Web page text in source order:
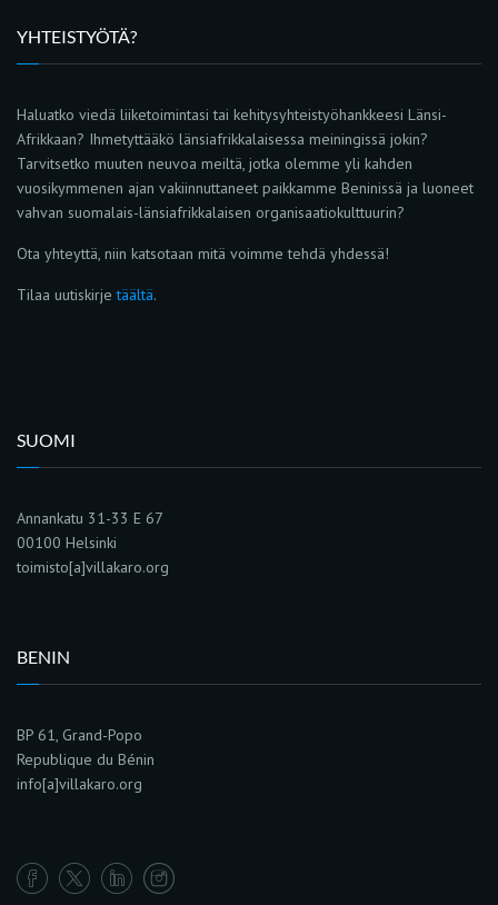
YHTEISTYÖTÄ?
Haluatko viedä liiketoimintasi tai kehitysyhteistyöhankkeesi Länsi-
Afrikkaan? Ihmetyttääkö länsiafrikkalaisessa meiningissä jokin?
Tarvitsetko muuten neuvoa meiltä, jotka olemme yli kahden
vuosikymmenen ajan vakiinnuttaneet paikkamme Beninissä ja luoneet
vahvan suomalais-länsiafrikkalaisen organisaatiokulttuurin?
Ota yhteyttä, niin katsotaan mitä voimme tehdä yhdessä!
Tilaa uutiskirjetäältä.
SUOMI
Annankatu 31-33 E 67
00100 Helsinki
toimisto[a]villakaro.org
BENIN
BP 61, Grand-Popo
Republique du Bénin
info[a]villakaro.org